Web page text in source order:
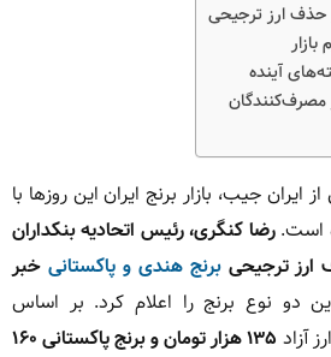
حذف ارز ترجیحی
آینده
مصرف‌کنندگان
جیب، بازار برنج ایران این روزها با
است.رضا کنگری، رئیس اتحادیه بنکداران
ارز ترجیحیبرنج هندی و پاکستانی خبر
دو نوع برنج را اعلام کرد. بر اساس
آزاد
۱۳۵ هزار تومان و برنج پاکستانی ۱۶۰